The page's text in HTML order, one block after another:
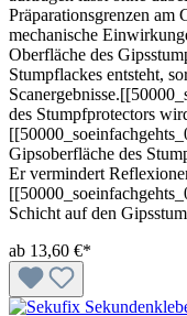
Präparationsgrenzen am
mechanische
Oberfläche des
Stumpflackes entsteht,
des Stumpfprotectors
Gipsoberfläche des
Er vermindert
Schicht auf den
ab 13,60 €*